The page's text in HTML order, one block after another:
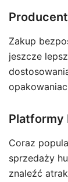
Zakup
jeszcze
Platformy
Coraz
sprzedaży
znaleźć